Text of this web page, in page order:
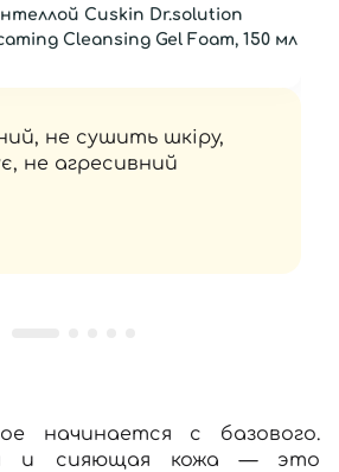
Cuskin Dr.solution
Cleansing Gel Foam, 150 мл
не сушить шкіру,
не агресивний
начинается с базового.
и сияющая кожа — это